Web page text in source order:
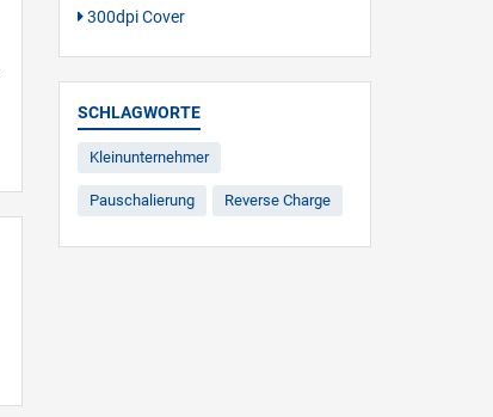
300dpi Cover
SCHLAGWORTE
Kleinunternehmer
Pauschalierung Reverse Charge